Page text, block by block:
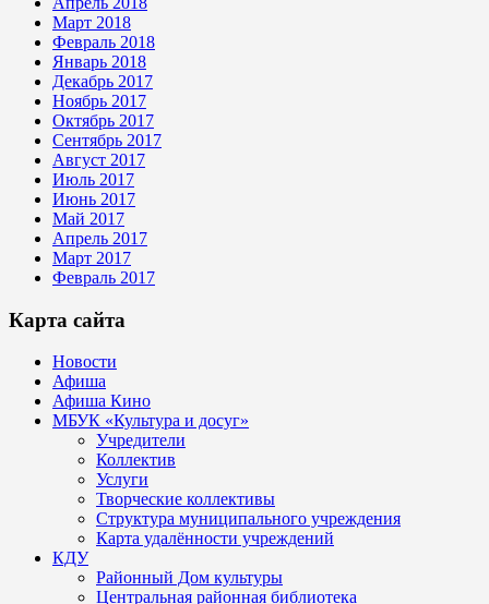
Март 2018
Февраль 2018
Январь 2018
Декабрь 2017
Ноябрь 2017
Октябрь 2017
Сентябрь 2017
Август 2017
Июль 2017
Июнь 2017
Май 2017
Апрель 2017
Март 2017
Февраль 2017
Карта сайта
Новости
Афиша
Афиша Кино
МБУК «Культура и досуг»
Учредители
Коллектив
Услуги
Творческие коллективы
Структура муниципального учреждения
Карта удалённости учреждений
КДУ
Районный Дом культуры
Центральная районная библиотека